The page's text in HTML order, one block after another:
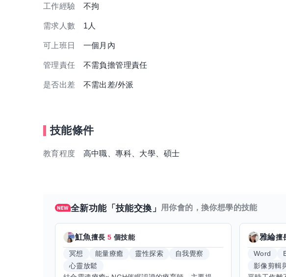
工作經驗 不拘
需求人數 1人
可上班日 一個月內
管理責任 不需負擔管理責任
是否出差 不需出差/外派
技能條件
教育程度 高中職、專科、大學、碩士
全新功能「技能交換」 用你會的，換你想學的技能
魟魚擅長5 個技能
冥想 能量療癒 靈性探索
自我覺察
心靈放鬆
雅綸擅
Word
影像剪輯